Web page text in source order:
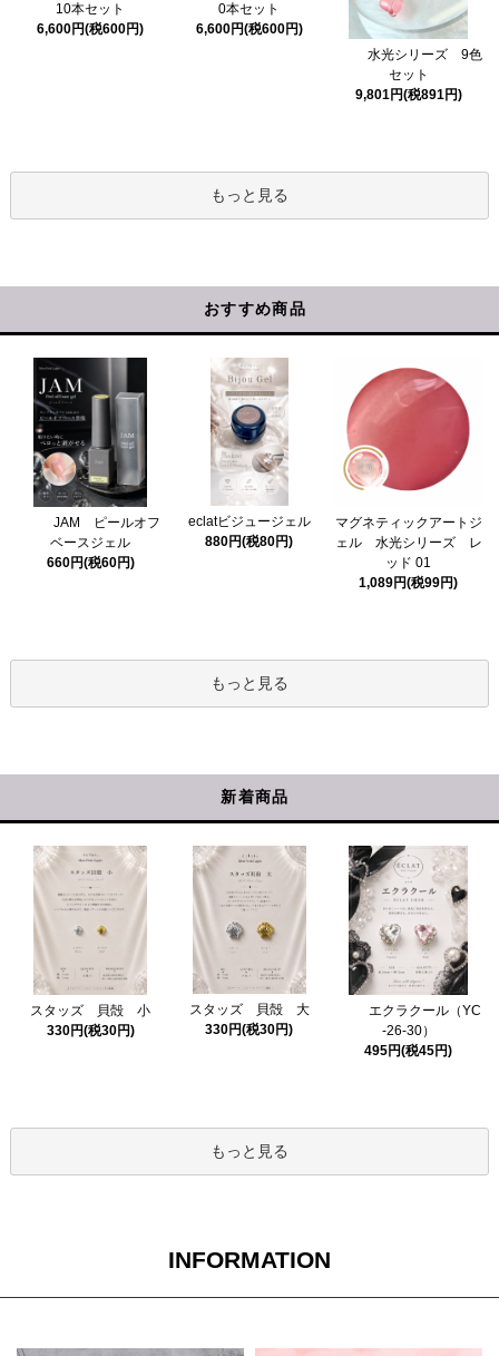
10本セット
6,600円(税600円)
0本セット
6,600円(税600円)
水光シリーズ 9色
セット
9,801円(税891円)
もっと見る
おすすめ商品
JAM ピールオフ
ベースジェル
660円(税60円)
eclatビジュージェル
880円(税80円)
マグネティックアートジ
ェル 水光シリーズ レ
ッド 01
1,089円(税99円)
もっと見る
新着商品
スタッズ 貝殻 小
330円(税30円)
スタッズ 貝殻 大
330円(税30円)
エクラクール（YC
-26-30）
495円(税45円)
もっと見る
INFORMATION